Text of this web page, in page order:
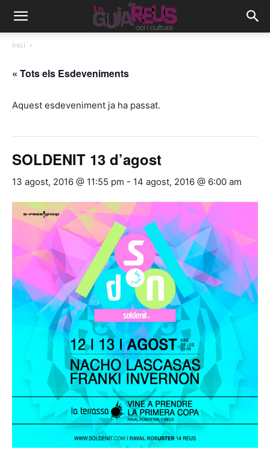
Inici
« Tots els Esdeveniments
Aquest esdeveniment ja ha passat.
SOLDENIT 13 d’agost
13 agost, 2016 @ 11:55 pm - 14 agost, 2016 @ 6:00 am